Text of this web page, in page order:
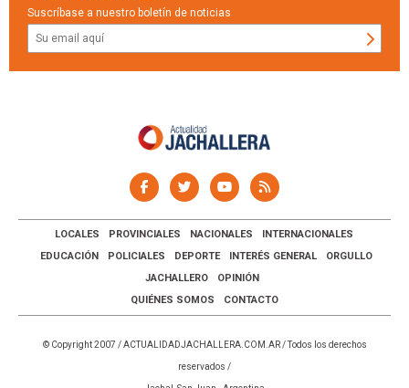
Suscríbase a nuestro boletín de noticias
LOCALES PROVINCIALES NACIONALES
INTERNACIONALES
EDUCACIÓN
POLICIALES DEPORTE INTERÉS GENERAL
ORGULLO
JACHALLERO
OPINIÓN
QUIÉNES SOMOS
CONTACTO
© Copyright 2007 /ACTUALIDADJACHALLERA.COM.AR/ Todos los derechos
reservados /